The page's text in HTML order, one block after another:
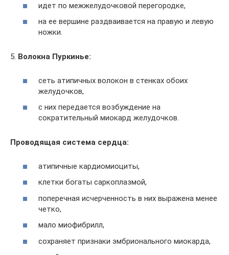
идет по межжелудочковой перегородке,
на ее вершине раздваивается на правую и левую
ножки.
5. Волокна Пуркинье:
сеть атипичных волокон в стенках обоих
желудочков,
с них передается возбуждение на
сократительный миокард желудочков.
Проводящая система сердца:
атипичные кардиомиоциты,
клетки богаты саркоплазмой,
поперечная исчерченность в них выражена менее
четко,
мало миофибрилл,
сохраняет признаки эмбрионального миокарда,